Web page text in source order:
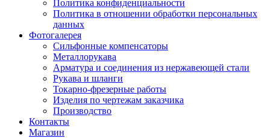
Политика конфиденциальности
Политика в отношении обработки персональных
данных
Фотогалерея
Сильфонные компенсаторы
Металлорукава
Арматура и соединения из нержавеющей стали
Рукава и шланги
Токарно-фрезерные работы
Изделия по чертежам заказчика
Производство
Контакты
Магазин